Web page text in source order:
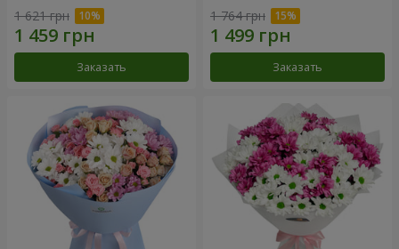
1 621 грн
Заказать
1 764 грн
Заказать